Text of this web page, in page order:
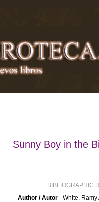
Sunny Boy in the
BIBLIOGRAPHIC
Author / Autor
White, Ramy